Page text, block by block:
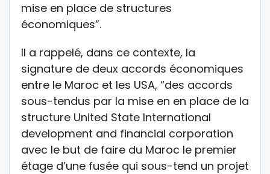
mise en place de structures
économiques”.
Il a rappelé, dans ce contexte, la
signature de deux accords économiques
entre le Maroc et les USA, “des accords
sous-tendus par la mise en en place de la
structure United State International
development and financial corporation
avec le but de faire du Maroc le premier
étage d’une fusée qui sous-tend un projet